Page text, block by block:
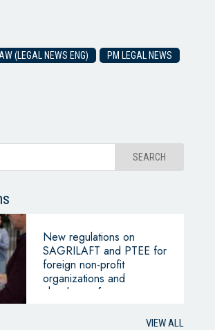
(LEGAL NEWS ENG) PM LEGAL NEWS
New regulations on
SAGRILAFT and PTEE for
foreign non-profit
organizations and
chambers of commerce –
VIEW ALL